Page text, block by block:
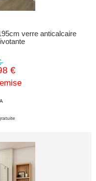
verre anticalcaire
€